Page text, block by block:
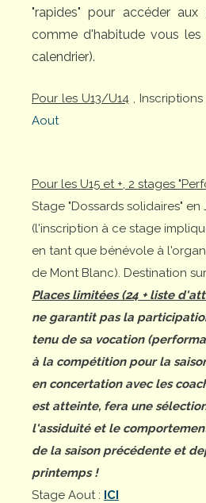
"rapides" pour accéder aux
comme d'habitude vous les
calendrier).
Pour les U13/U14,
Aout
Pour les U15 et +, 2 stages
Stage "Dossards solidaires" en
(l'inscription à ce stage
en tant que bénévole à
de Mont Blanc). Destination
Places limitées (24 + liste
ne garantit pas la
tenu de sa vocation
à la compétition pour la
en concertation avec les
est atteinte, fera une
l'assiduité et le
de la saison précédente et
printemps !
Stage Aout : ICI